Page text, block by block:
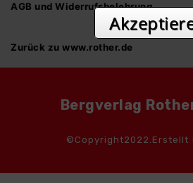
AGB und Widerrufsbelehrung
Zurück zu www.rother.de
Bergverlag
©Copyright2022.Erstellt